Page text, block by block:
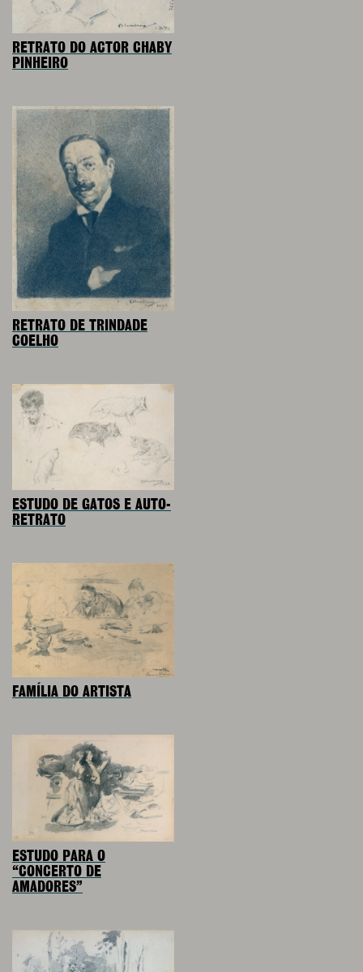
RETRATO DO ACTOR CHABY
PINHEIRO
RETRATO DE TRINDADE
COELHO
ESTUDO DE GATOS E AUTO-
RETRATO
FAMÍLIA DO ARTISTA
ESTUDO PARA O
“CONCERTO DE
AMADORES”